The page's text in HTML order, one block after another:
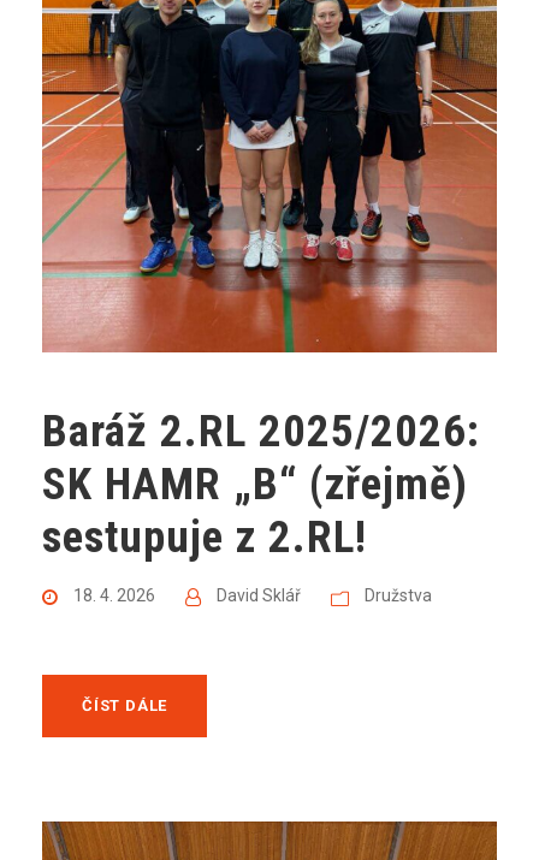
Baráž 2.RL 2025/2026:
SK HAMR „B“ (zřejmě)
sestupuje z 2.RL!
18. 4. 2026 David Sklář Družstva
ČÍST DÁLE